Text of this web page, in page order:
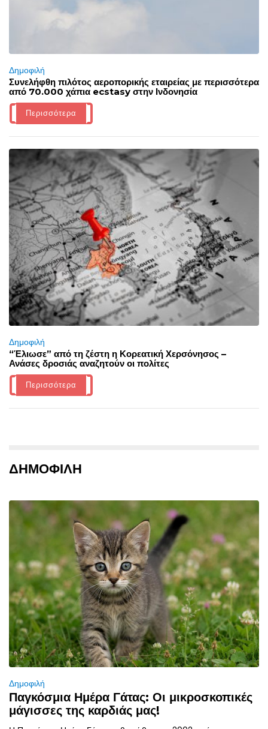
Δημοφιλή
Συνελήφθη πιλότος αεροπορικής εταιρείας με περισσότερα
από 70.000 χάπια ecstasy στην Ινδονησία
Περισσότερα
Δημοφιλή
“Έλιωσε” από τη ζέστη η Κορεατική Χερσόνησος –
Ανάσες δροσιάς αναζητούν οι πολίτες
Περισσότερα
ΔΗΜΟΦΙΛΗ
Δημοφιλή
Παγκόσμια Ημέρα Γάτας: Οι μικροσκοπικές
μάγισσες της καρδιάς μας!